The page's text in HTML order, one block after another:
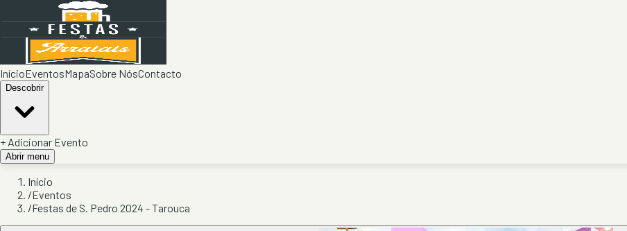
InícioEventosMapaSobre NósContacto
Descobrir
+ Adicionar Evento
Abrir menu
Início
/Eventos
/Festas de S. Pedro 2024 - Tarouca